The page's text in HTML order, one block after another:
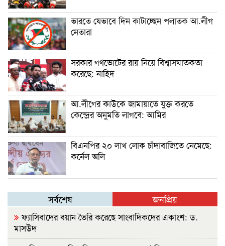
ভারতে যেভাবে দিন কাটাচ্ছেন পলাতক আ.লীগ
নেতারা
সরকার গণভোটের রায় নিয়ে বিশ্বাসঘাতকতা
করেছে: নাহিদ
আ.লীগের কাউকে জামায়াতে যুক্ত করতে
কেন্দ্রের অনুমতি লাগবে: আমির
বিএনপির ২০ লাখ লোক চাঁদাবাজিতে নেমেছে:
কর্নেল অলি
সর্বশেষ জনপ্রিয়
ফ্যাসিবাদের বয়ান তৈরি করেছে সাংবাদিকদের একাংশ: ড.
মাসউদ